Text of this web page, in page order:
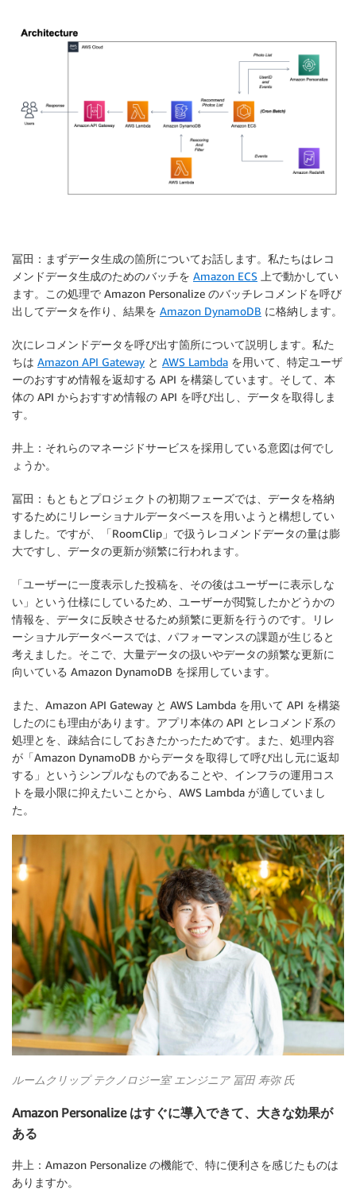
冨田：まずデータ生成の箇所についてお話します。私たちはレコ
メンドデータ生成のためのバッチを Amazon ECS 上で動かしてい
ます。この処理で Amazon Personalize のバッチレコメンドを呼び
出してデータを作り、結果を Amazon DynamoDB に格納します。
次にレコメンドデータを呼び出す箇所について説明します。私た
ちは Amazon API Gateway と AWS Lambda を用いて、特定ユーザ
ーのおすすめ情報を返却する API を構築しています。そして、本
体の API からおすすめ情報の API を呼び出し、データを取得しま
す。
井上：それらのマネージドサービスを採用している意図は何でし
ょうか。
冨田：もともとプロジェクトの初期フェーズでは、データを格納
するためにリレーショナルデータベースを用いようと構想してい
ました。ですが、「RoomClip」で扱うレコメンドデータの量は膨
大ですし、データの更新が頻繁に行われます。
「ユーザーに一度表示した投稿を、その後はユーザーに表示しな
い」という仕様にしているため、ユーザーが閲覧したかどうかの
情報を、データに反映させるため頻繁に更新を行うのです。リレ
ーショナルデータベースでは、パフォーマンスの課題が生じると
考えました。そこで、大量データの扱いやデータの頻繁な更新に
向いている Amazon DynamoDB を採用しています。
また、Amazon API Gateway と AWS Lambda を用いて API を構築
したのにも理由があります。アプリ本体の API とレコメンド系の
処理とを、疎結合にしておきたかったためです。また、処理内容
が「Amazon DynamoDB からデータを取得して呼び出し元に返却
する」というシンプルなものであることや、インフラの運用コス
トを最小限に抑えたいことから、AWS Lambda が適していまし
た。
ルームクリップ テクノロジー室 エンジニア 冨田 寿弥 氏
Amazon Personalize はすぐに導入できて、大きな効果が
ある
井上：Amazon Personalize の機能で、特に便利さを感じたものは
ありますか。